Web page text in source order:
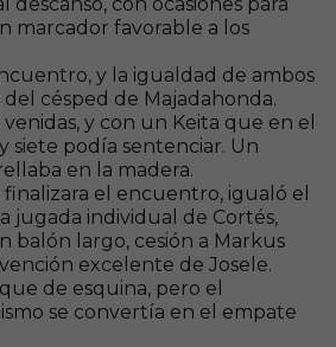
marcador favorable a los
y la igualdad de ambos
césped de Majadahonda.
y con un Keita que en el
siete podía sentenciar. Un
en la madera.
el encuentro, igualó el
jugada individual de Cortés,
balón largo, cesión a Markus
excelente de Josele.
de esquina, pero el
se convertía en el empate